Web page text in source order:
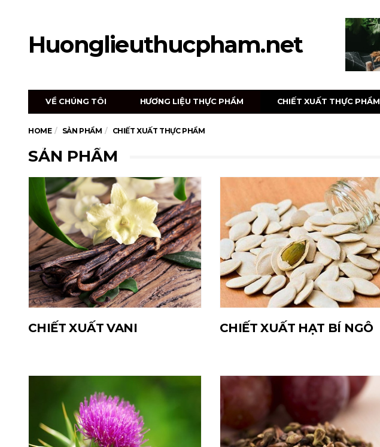
Huonglieuthucpham.net
VỀ CHÚNG TÔI HƯƠNG LIỆU THỰC PHẨM CHIẾT XUẤT THỰC PHẨM
HOME SẢN PHẨM CHIẾT XUẤT THỰC PHẨM
SẢN PHẨM
CHIẾT XUẤT VANI CHIẾT XUẤT HẠT BÍ NGÔ